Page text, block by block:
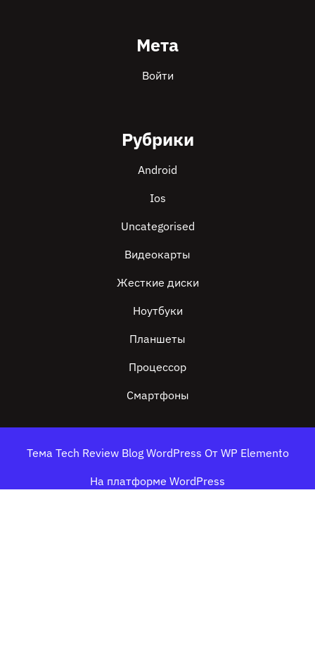
Мета
Войти
Рубрики
Android
Ios
Uncategorised
Видеокарты
Жесткие диски
Ноутбуки
Планшеты
Процессор
Смартфоны
Тема Tech Review Blog WordPress От WP Elemento
На платформе WordPress